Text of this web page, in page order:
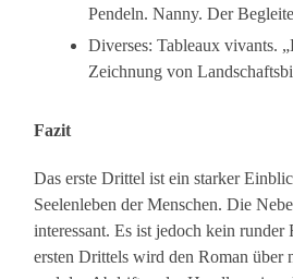
Pendeln. Nanny. Der
Diverses: Tableaux vivants.
Zeichnung von
Fazit
Das erste Drittel ist ein starker
Seelenleben der Menschen. Die
interessant. Es ist jedoch kein runder
ersten Drittels wird den Roman über